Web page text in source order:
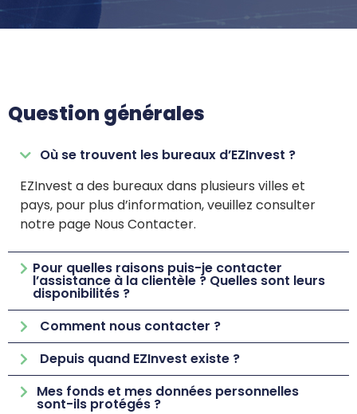
Question générales
Où se trouvent les bureaux d’EZInvest ?
EZInvest a des bureaux dans plusieurs villes et
pays, pour plus d’information, veuillez consulter
notre page Nous Contacter.
Pour quelles raisons puis-je contacter
l’assistance à la clientèle ? Quelles sont leurs
disponibilités ?
Comment nous contacter ?
Depuis quand EZInvest existe ?
Mes fonds et mes données personnelles
sont-ils protégés ?